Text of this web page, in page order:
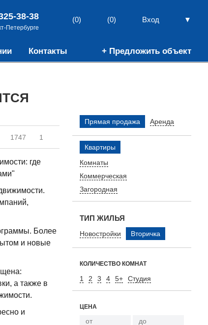
▼
Вход
(0)
(0)
38-38
Петербурге
+ Предложить объект
Контакты
1747 1
где
Более
и новые
а также в
и
Прямая продажа Аренда
Квартиры
Комнаты
Коммерческая
Загородная
ТИП ЖИЛЬЯ
Новостройки Вторичка
КОЛИЧЕСТВО КОМНАТ
1 2 3 4 5+ Студия
ЦЕНА